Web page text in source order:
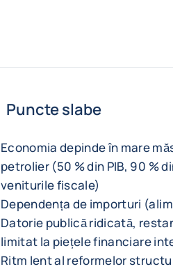
Puncte slabe
Economia depinde în mare
petrolier (50 % din PIB, 90 %
veniturile fiscale)
Dependența de importuri
Datorie publică ridicată,
limitat la piețele financiare
Ritm lent al reformelor